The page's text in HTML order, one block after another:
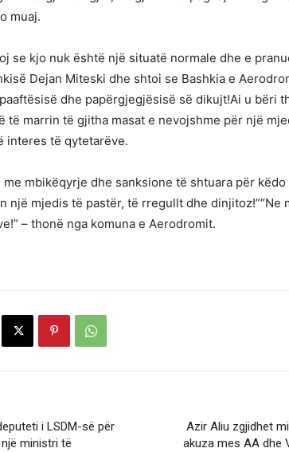
muaj.
se kjo nuk është një situatë normale dhe e
Dejan Miteski dhe shtoi se Bashkia e
dhe papërgjegjësisë së dikujt!Ai u bëri
të marrin të gjitha masat e nevojshme për një
interes të qytetarëve.
me mbikëqyrje dhe sanksione të shtuara për
një mjedis të pastër, të rregullt dhe dinjitoz!”“Ne
– thonë nga komuna e Aerodromit.
i LSDM-së për
ministri të
Azir Aliu zgjidhet
akuza mes AA dhe